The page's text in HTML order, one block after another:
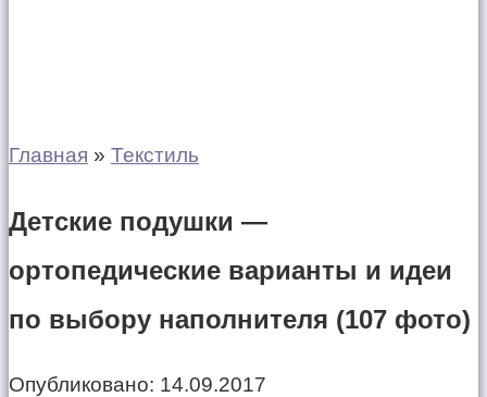
Главная » Текстиль
Детские подушки —
ортопедические варианты и идеи
по выбору наполнителя (107 фото)
Опубликовано: 14.09.2017